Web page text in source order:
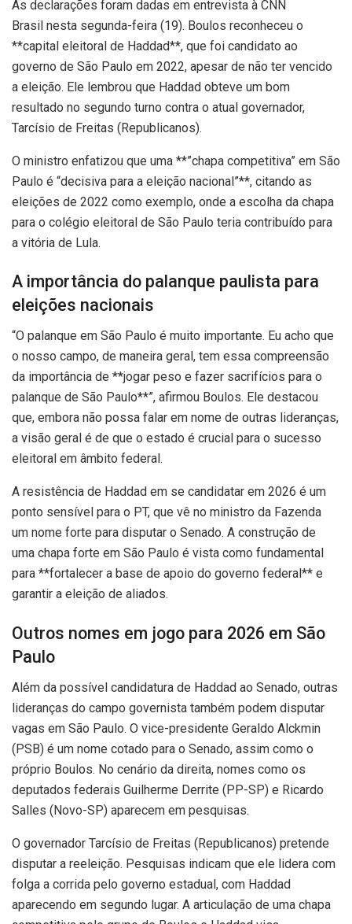
As declarações foram dadas em entrevista à CNN
Brasil nesta segunda-feira (19). Boulos reconheceu o
**capital eleitoral de Haddad**, que foi candidato ao
governo de São Paulo em 2022, apesar de não ter vencido
a eleição. Ele lembrou que Haddad obteve um bom
resultado no segundo turno contra o atual governador,
Tarcísio de Freitas (Republicanos).
O ministro enfatizou que uma **”chapa competitiva” em São
Paulo é “decisiva para a eleição nacional”**, citando as
eleições de 2022 como exemplo, onde a escolha da chapa
para o colégio eleitoral de São Paulo teria contribuído para
a vitória de Lula.
A importância do palanque paulista para
eleições nacionais
“O palanque em São Paulo é muito importante. Eu acho que
o nosso campo, de maneira geral, tem essa compreensão
da importância de **jogar peso e fazer sacrifícios para o
palanque de São Paulo**”, afirmou Boulos. Ele destacou
que, embora não possa falar em nome de outras lideranças,
a visão geral é de que o estado é crucial para o sucesso
eleitoral em âmbito federal.
A resistência de Haddad em se candidatar em 2026 é um
ponto sensível para o PT, que vê no ministro da Fazenda
um nome forte para disputar o Senado. A construção de
uma chapa forte em São Paulo é vista como fundamental
para **fortalecer a base de apoio do governo federal** e
garantir a eleição de aliados.
Outros nomes em jogo para 2026 em São
Paulo
Além da possível candidatura de Haddad ao Senado, outras
lideranças do campo governista também podem disputar
vagas em São Paulo. O vice-presidente Geraldo Alckmin
(PSB) é um nome cotado para o Senado, assim como o
próprio Boulos. No cenário da direita, nomes como os
deputados federais Guilherme Derrite (PP-SP) e Ricardo
Salles (Novo-SP) aparecem em pesquisas.
O governador Tarcísio de Freitas (Republicanos) pretende
disputar a reeleição. Pesquisas indicam que ele lidera com
folga a corrida pelo governo estadual, com Haddad
aparecendo em segundo lugar. A articulação de uma chapa